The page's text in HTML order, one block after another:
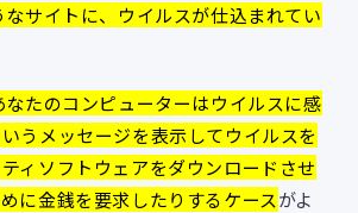
なサイトに、ウイルスが仕込まれてい
なたのコンピューターはウイルスに感
うメッセージを表示してウイルスを
ィソフトウェアをダウンロードさせ
に金銭を要求したりするケースがよ